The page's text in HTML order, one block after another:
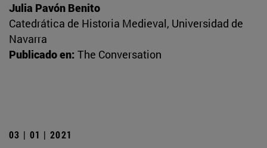
Julia Pavón Benito
Catedrática de Historia Medieval, Universidad de
Navarra
Publicado en: The Conversation
03 | 01 | 2021